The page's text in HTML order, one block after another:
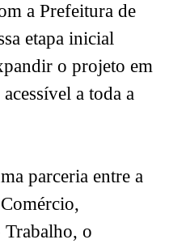
a Prefeitura de
etapa inicial
o projeto em
a toda a
parceria entre a
Trabalho, o